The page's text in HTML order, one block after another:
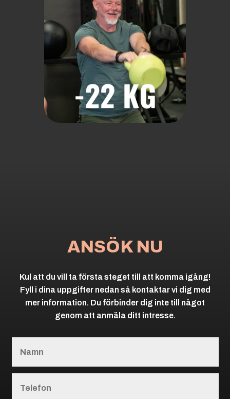
ANSÖK NU
Kul att du vill ta första steget till att komma igång!
Fyll i dina uppgifter nedan så kontaktar vi dig med
mer information. Du förbinder dig inte till något
genom att anmäla ditt intresse.